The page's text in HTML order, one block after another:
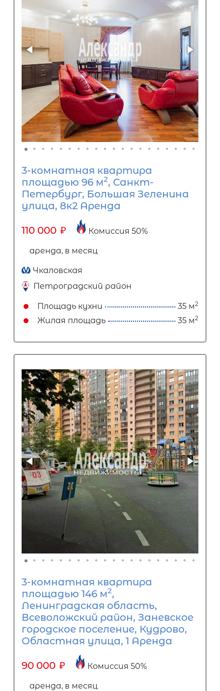
3-комнатная квартира
площадью 96 м2, Санкт-
Петербург, Большая Зеленина
улица, 8к2 Аренда
110 000 ₽ Комиссия 50%
аренда, в месяц
Чкаловская
Петроградский район
Площадь кухни 35 м2
Жилая площадь 35 м2
3-комнатная квартира
площадью 146 м2,
Ленинградская область,
Всеволожский район, Заневское
городское поселение, Кудрово,
Областная улица, 1 Аренда
90 000 ₽ Комиссия 50%
аренда, в месяц